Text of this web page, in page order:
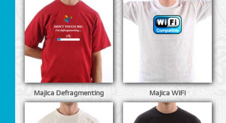
Majica Defragmenting Majica WiFi